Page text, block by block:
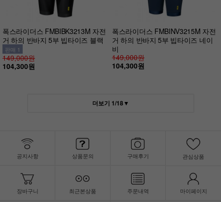
폭스라이더스 FMBIBK3213M 자전
거 하의 반바지 5부 빕타이즈 블랙
판매 1
149,000원
104,300원
폭스라이더스 FMBINV3215M 자전
거 하의 반바지 5부 빕타이즈 네이
비
149,000원
104,300원
더보기 1/18▼
공지사항 상품문의 구매후기 관심상품
장바구니 최근본상품 주문내역 마이페이지